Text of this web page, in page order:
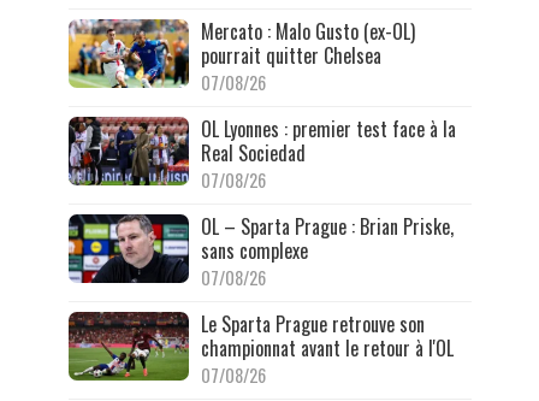
Mercato : Malo Gusto (ex-OL)
pourrait quitter Chelsea
07/08/26
OL Lyonnes : premier test face à la
Real Sociedad
07/08/26
OL – Sparta Prague : Brian Priske,
sans complexe
07/08/26
Le Sparta Prague retrouve son
championnat avant le retour à l'OL
07/08/26